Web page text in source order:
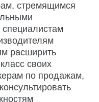
стремящимся
расширить
своих
по продажам,